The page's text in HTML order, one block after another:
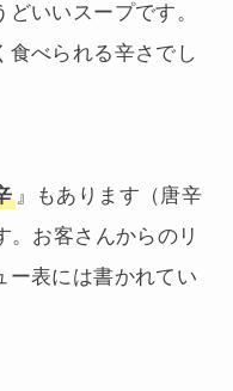
いいスープです。
食べられる辛さでし
』もあります（唐辛
。お客さんからのリ
ー表には書かれてい